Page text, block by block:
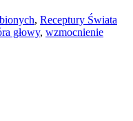
, Receptury Świata
głowy, wzmocnienie